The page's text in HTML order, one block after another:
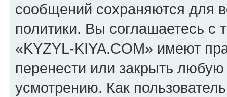
сообщений сохраняются для
политики. Вы соглашаетесь
«KYZYL-KIYA.COM» имеют
перенести или закрыть
усмотрению. Как